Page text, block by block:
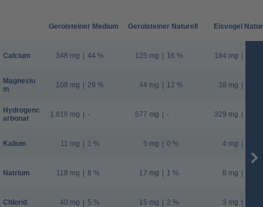
Calcium
Magnesiu
m
Hydrogenc
arbonat
Kalium
Natrium
Chlorid
Gerolsteiner Medium
348 mg | 44 %
108 mg | 29 %
1.816 mg | -
11 mg | 1 %
118 mg | 8 %
40 mg | 5 %
Gerolsteiner Naturell
125 mg | 16 %
44 mg | 12 %
577 mg | -
5 mg | 0 %
17 mg | 1 %
15 mg | 2 %
Eisvogel
184 mg |
38 mg |
329 mg |
4 mg |
8 mg |
3 mg |